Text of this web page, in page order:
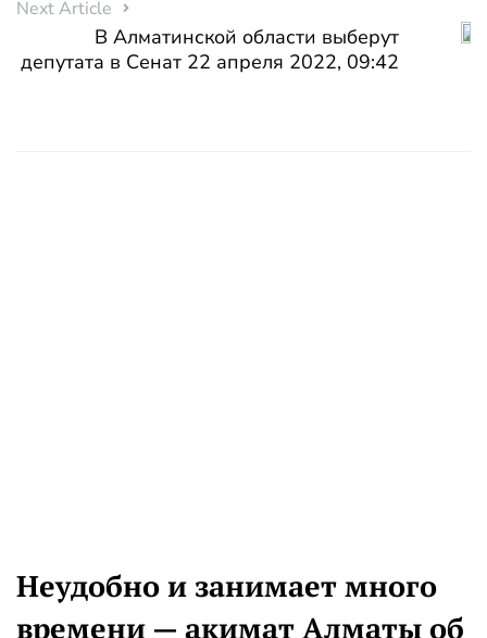
Next Article
В Алматинской области выберут
депутата в Сенат 22 апреля 2022, 09:42
Неудобно и занимает много
времени — акимат Алматы об